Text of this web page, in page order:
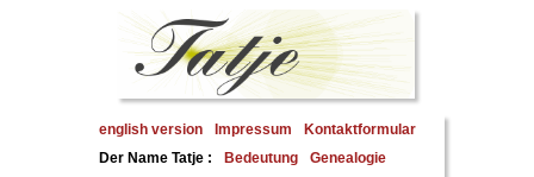
english version Impressum
Kontaktformular
Der Name Tatje :
Bedeutung
Genealogie